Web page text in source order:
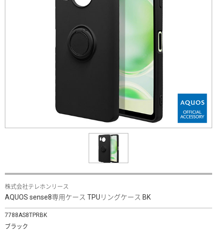
株式会社テレホンリース
AQUOS sense8専用ケース TPUリングケース BK
7788AS8TPRBK
ブラック